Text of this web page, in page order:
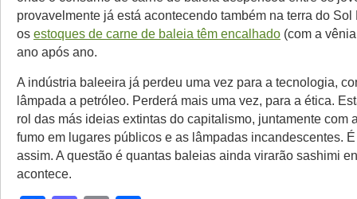
provavelmente já está acontecendo também na terra do Sol
os estoques de carne de baleia têm encalhado (com a
ano após ano.
A indústria baleeira já perdeu uma vez para a tecnologia,
lâmpada a petróleo. Perderá mais uma vez, para a ética.
rol das más ideias extintas do capitalismo, juntamente com
fumo em lugares públicos e as lâmpadas incandescentes.
assim. A questão é quantas baleias ainda virarão sashimi
acontece.